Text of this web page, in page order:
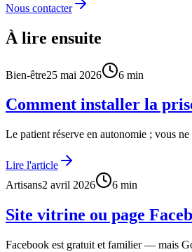
Nous contacter
À lire ensuite
Bien-être25 mai 2026 6 min
Comment installer la
Le patient réserve en autonomie ; vous
Lire l'article
Artisans2 avril 2026 6 min
Site vitrine ou page
Facebook est gratuit et familier — mais